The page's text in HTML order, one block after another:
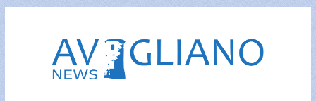
contenuto